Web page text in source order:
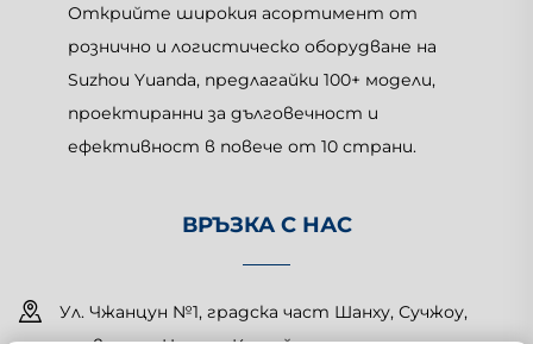
Открийте широкия асортимент от
рознично и логистическо оборудване на
Suzhou Yuanda, предлагайки 100+ модели,
проектиранни за дълговечност и
ефективност в повече от 10 страни.
ВРЪЗКА С НАС
Ул. Чжанцун №1, градска част Шанху, Сучжоу,